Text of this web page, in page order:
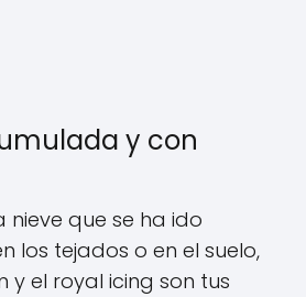
y con
nieve que se ha ido
los tejados o en el suelo,
el royal icing son tus